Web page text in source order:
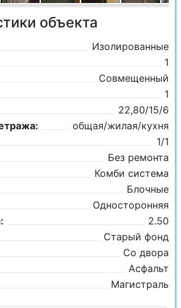
объекта
Изолированные
1
Совмещенный
1
22,80/15/6
общая/жилая/кухня
1/1
Без ремонта
Комби система
Блочные
Односторонняя
2.50
Старый фонд
Со двора
Асфальт
Магистраль